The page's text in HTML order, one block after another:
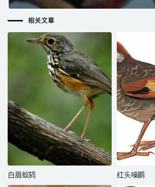
相关文章
白眉蚁鸫 红头噪鹛